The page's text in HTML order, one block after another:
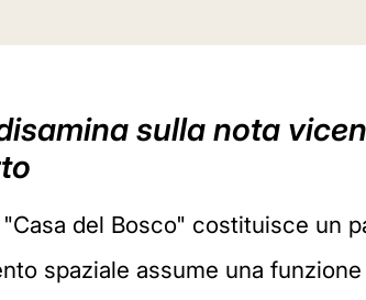
sulla nota
"Casa del Bosco" costituisce un
spaziale assume una